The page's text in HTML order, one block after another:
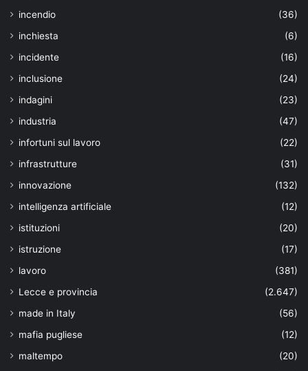
incendio
(36)
inchiesta
(6)
incidente
(16)
inclusione
(24)
indagini
(23)
industria
(47)
infortuni sul lavoro
(22)
infrastrutture
(31)
innovazione
(132)
intelligenza artificiale
(12)
istituzioni
(20)
istruzione
(17)
lavoro
(381)
Lecce e provincia
(2.647)
made in Italy
(56)
mafia pugliese
(12)
maltempo
(20)